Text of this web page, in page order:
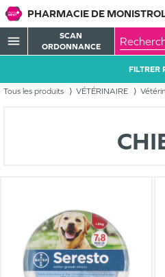
PHARMACIE DE
menu
SCAN
ORDONNANCE
Tous les produits VÉTÉRINAIRE
FILTRER